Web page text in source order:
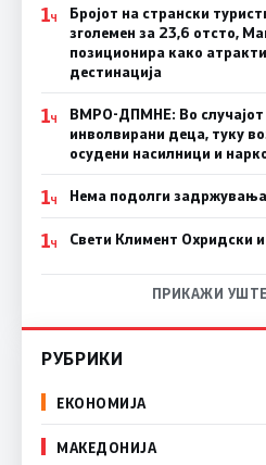
1Ч
Бројот на странски
зголемен за 23,6 отсто,
позиционира како
дестинација
1Ч
ВМРО-ДПМНЕ: Во случајот
инволвирани деца, туку
осудени насилници и
1Ч Нема подолги
1Ч Свети Климент Охридски
ПРИКАЖИ
РУБРИКИ
ЕКОНОМИЈА
МАКЕДОНИЈА